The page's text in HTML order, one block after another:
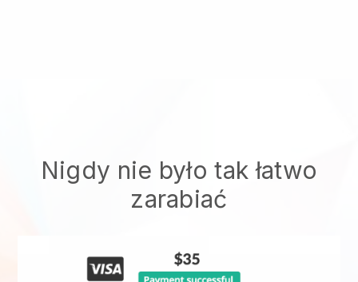
Nigdy nie było tak łatwo
zarabiać